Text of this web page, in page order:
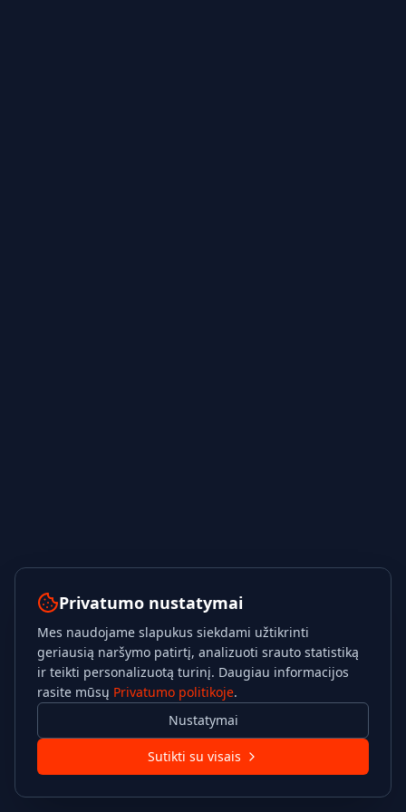
Privatumo nustatymai
Mes naudojame slapukus siekdami užtikrinti
geriausią naršymo patirtį, analizuoti srauto statistiką
ir teikti personalizuotą turinį. Daugiau informacijos
rasite mūsų Privatumo politikoje.
Nustatymai
Sutikti su visais